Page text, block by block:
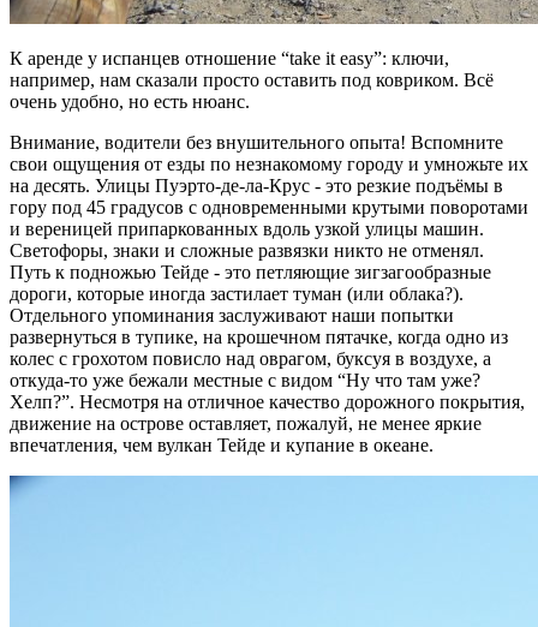
К аренде у испанцев отношение “take it easy”: ключи,
например, нам сказали просто оставить под ковриком. Всё
очень удобно, но есть нюанс.
Внимание, водители без внушительного опыта! Вспомните
свои ощущения от езды по незнакомому городу и умножьте их
на десять. Улицы Пуэрто-де-ла-Крус - это резкие подъёмы в
гору под 45 градусов с одновременными крутыми поворотами
и вереницей припаркованных вдоль узкой улицы машин.
Светофоры, знаки и сложные развязки никто не отменял.
Путь к подножью Тейде - это петляющие зигзагообразные
дороги, которые иногда застилает туман (или облака?).
Отдельного упоминания заслуживают наши попытки
развернуться в тупике, на крошечном пятачке, когда одно из
колес с грохотом повисло над оврагом, буксуя в воздухе, а
откуда-то уже бежали местные с видом “Ну что там уже?
Хелп?”. Несмотря на отличное качество дорожного покрытия,
движение на острове оставляет, пожалуй, не менее яркие
впечатления, чем вулкан Тейде и купание в океане.